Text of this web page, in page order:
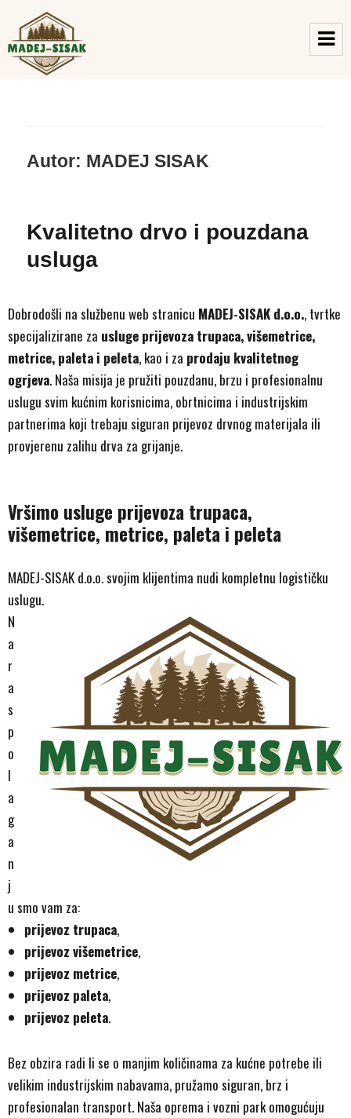
Autor: MADEJ SISAK
Kvalitetno drvo i pouzdana
usluga
Dobrodošli na službenu web stranicu MADEJ-SISAK d.o.o., tvrtke
specijalizirane za usluge prijevoza trupaca, višemetrice,
metrice, paleta i peleta, kao i za prodaju kvalitetnog
ogrjeva. Naša misija je pružiti pouzdanu, brzu i profesionalnu
uslugu svim kućnim korisnicima, obrtnicima i industrijskim
partnerima koji trebaju siguran prijevoz drvnog materijala ili
provjerenu zalihu drva za grijanje.
Vršimo usluge prijevoza trupaca,
višemetrice, metrice, paleta i peleta
MADEJ-SISAK d.o.o. svojim klijentima nudi kompletnu logističku
uslugu.
N
a
r
a
s
p
o
l
a
g
a
n
j
u smo vam za:
prijevoz trupaca,
prijevoz višemetrice,
prijevoz metrice,
prijevoz paleta,
prijevoz peleta.
Bez obzira radi li se o manjim količinama za kućne potrebe ili
velikim industrijskim nabavama, pružamo siguran, brz i
profesionalan transport. Naša oprema i vozni park omogućuju